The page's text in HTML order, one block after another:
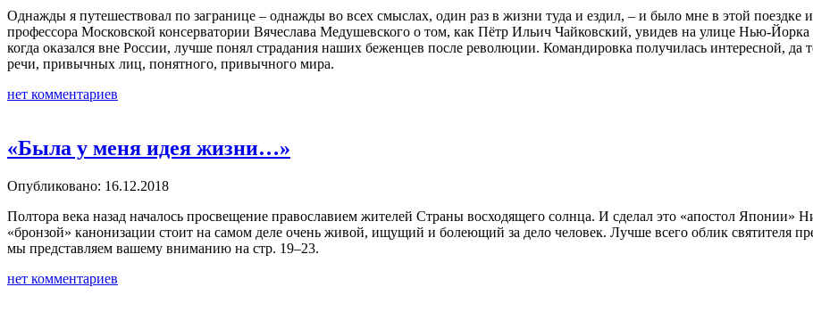
Однажды я путешествовал по загранице – однажды во всех смыслах, один раз в жизни туда и ездил, – и было мне в этой поездке
профессора Московской консерватории Вячеслава Медушевского о том, как Пётр Ильич Чайковский, увидев на улице Нью-
когда оказался вне России, лучше понял страдания наших беженцев после революции. Командировка получилась интересной, да
речи, привычных лиц, понятного, привычного мира.
нет комментариев
«Была у меня идея жизни…»
Опубликовано: 16.12.2018
Полтора века назад началось просвещение православием жителей Страны восходящего солнца. И сделал это «апостол Японии»
«бронзой» канонизации стоит на самом деле очень живой, ищущий и болеющий за дело человек. Лучше всего облик святителя
мы представляем вашему вниманию на стр. 19–23.
нет комментариев